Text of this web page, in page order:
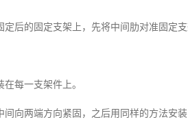
定后的固定支架上，先将中间肋对准固定
每一支架件上。
间向两端方向紧固，之后用同样的方法安